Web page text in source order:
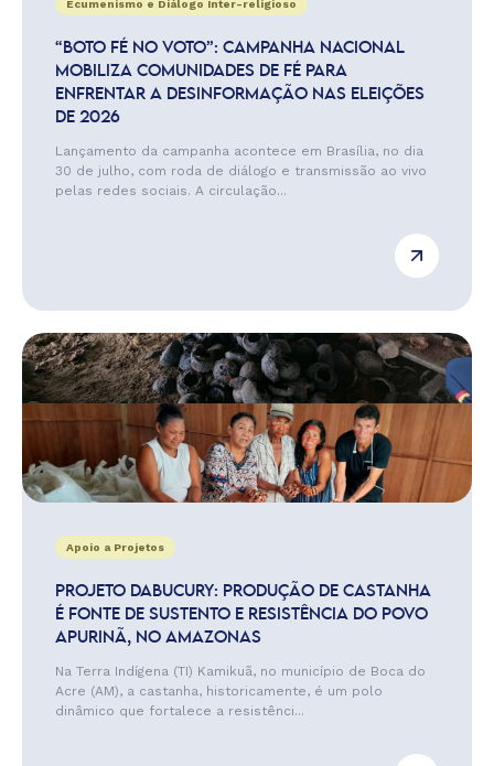
Ecumenismo e Diálogo Inter-religioso
“BOTO FÉ NO VOTO”: CAMPANHA NACIONAL
MOBILIZA COMUNIDADES DE FÉ PARA
ENFRENTAR A DESINFORMAÇÃO NAS ELEIÇÕES
DE 2026
Lançamento da campanha acontece em Brasília, no dia
30 de julho, com roda de diálogo e transmissão ao vivo
pelas redes sociais. A circulação...
Apoio a Projetos
PROJETO DABUCURY: PRODUÇÃO DE CASTANHA
É FONTE DE SUSTENTO E RESISTÊNCIA DO POVO
APURINÃ, NO AMAZONAS
Na Terra Indígena (TI) Kamikuã, no município de Boca do
Acre (AM), a castanha, historicamente, é um polo
dinâmico que fortalece a resistênci...